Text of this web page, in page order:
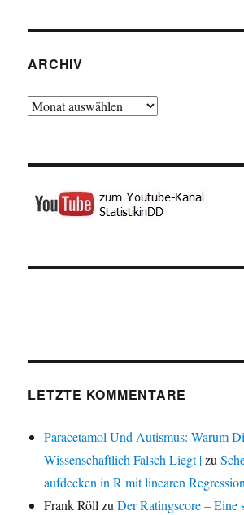
ARCHIV
Archiv
LETZTE KOMMENTARE
Paracetamol Und Autismus: Warum
Wissenschaftlich Falsch Liegt |zu
aufdecken in R mit linearen
Frank Röll zuDer Ratingscore – Eine